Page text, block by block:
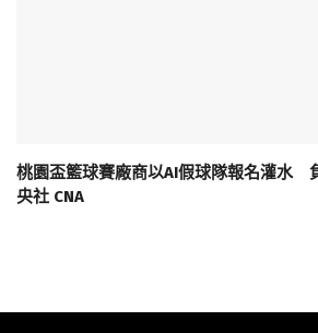
桃園盃籃球賽廠商以AI假球隊報名灌水
央社 CNA